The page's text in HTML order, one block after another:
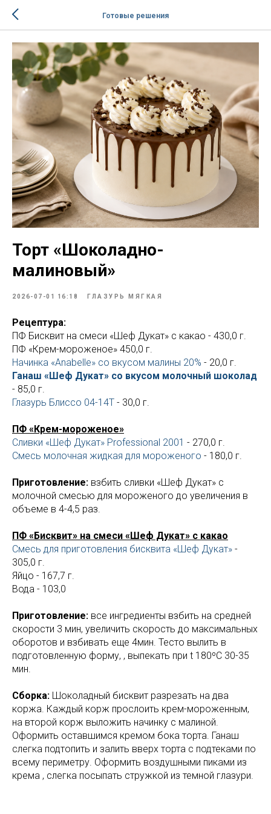
Готовые решения
Торт «Шоколадно-
малиновый»
2026-07-01 16:18 ГЛАЗУРЬ МЯГКАЯ
Рецептура:
ПФ Бисквит на смеси «Шеф Дукат» с какао - 430,0 г.
ПФ «Крем-мороженое» 450,0 г.
Начинка «Anabelle» со вкусом малины 20% - 20,0 г.
Ганаш «Шеф Дукат» со вкусом молочный шоколад
- 85,0 г.
Глазурь Блиссо 04-14Т - 30,0 г.
ПФ «Крем-мороженое»
Сливки «Шеф Дукат» Professional 2001 - 270,0 г.
Смесь молочная жидкая для мороженого - 180,0 г.
Приготовление: взбить сливки «Шеф Дукат» c
молочной смесью для мороженого до увеличения в
объеме в 4-4,5 раз.
ПФ «Бисквит» на смеси «Шеф Дукат» с какао
Смесь для приготовления бисквита «Шеф Дукат» -
305,0 г.
Яйцо - 167,7 г.
Вода - 103,0
Приготовление: все ингредиенты взбить на средней
скорости 3 мин, увеличить скорость до максимальных
оборотов и взбивать еще 4мин. Тесто вылить в
подготовленную форму, , выпекать при t 180ºС 30-35
мин.
Сборка: Шоколадный бисквит разрезать на два
коржа. Каждый корж прослоить крем-мороженным,
на второй корж выложить начинку с малиной.
Оформить оставшимся кремом бока торта. Ганаш
слегка подтопить и залить вверх торта с подтеками по
всему периметру. Оформить воздушными пиками из
крема , слегка посыпать стружкой из темной глазури.